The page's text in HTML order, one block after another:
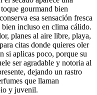
gourmand bien
esa sensación fresca
incluso en clima cálido.
planes al aire libre, playa,
citas donde quieres oler
si aplicas poco, porque su
ser agradable y notoria al
dejando un rastro
que llaman
y juvenil.